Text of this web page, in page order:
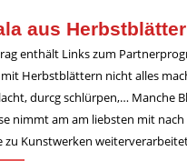
aus
enthält Links zum
Herbstblättern nicht alles
durcg schlürpen,… Manche
nimmt am am liebsten mit
zu Kunstwerken